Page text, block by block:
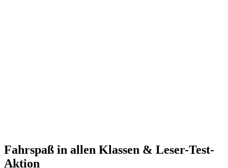
Fahrspaß in allen Klassen & Leser-Test-
Aktion